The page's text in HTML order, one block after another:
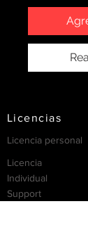
Licencias
Licencia personal
Licencia
Individual
Support